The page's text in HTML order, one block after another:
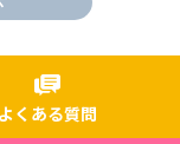
よくある質問